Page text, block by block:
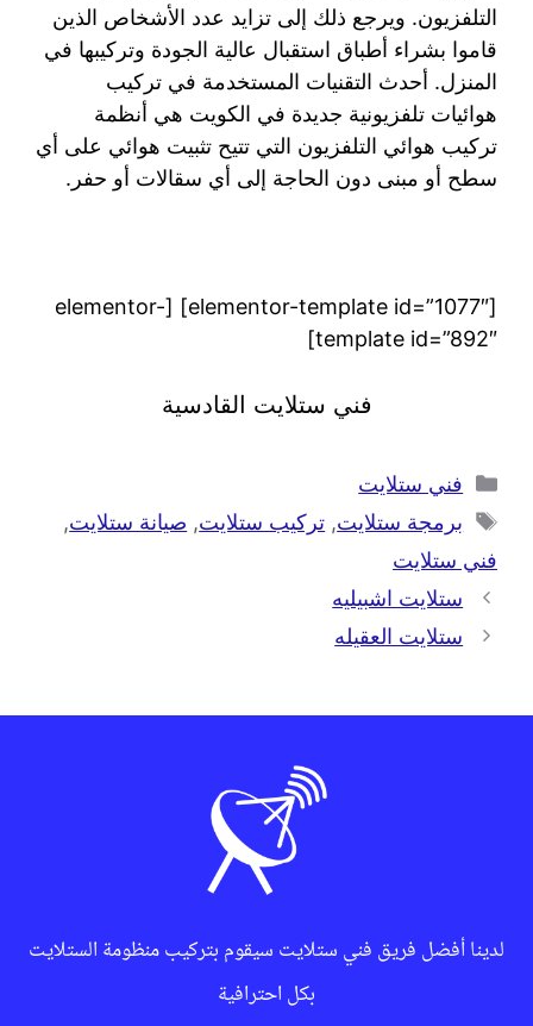
التلفزيون. ويرجع ذلك إلى تزايد عدد الأشخاص الذين
قاموا بشراء أطباق استقبال عالية الجودة وتركيبها في
المنزل. أحدث التقنيات المستخدمة في تركيب
هوائيات تلفزيونية جديدة في الكويت هي أنظمة
تركيب هوائي التلفزيون التي تتيح تثبيت هوائي على أي
سطح أو مبنى دون الحاجة إلى أي سقالات أو حفر.
[elementor-template id=”1077″] [elementor-
template id=”892″]
فني ستلايت القادسية
فني ستلايت
برمجة ستلايت, تركيب ستلايت, صيانة ستلايت,
فني ستلايت
ستلايت اشبيليه
ستلايت العقيله
لدينا أفضل فريق فني ستلايت سيقوم بتركيب منظومة الستلايت
بكل احترافية